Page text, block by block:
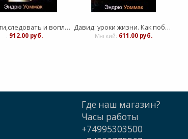
Как найти,следовать и воплощать Божью волю
: 912.00 руб.
Давид: уроки жизни. Как побеждать гигантов
Мягкий: 611.00 руб.
Где наш магазин?
Часы работы
+74995303500